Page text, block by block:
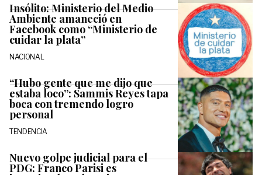
Insólito: Ministerio del Medio
Ambiente amaneció en
Facebook como “Ministerio de
cuidar la plata”
NACIONAL
“Hubo gente que me dijo que
estaba loco”: Sammis Reyes tapa
boca con tremendo logro
personal
TENDENCIA
Nuevo golpe judicial para el
PDG: Franco Parisi es